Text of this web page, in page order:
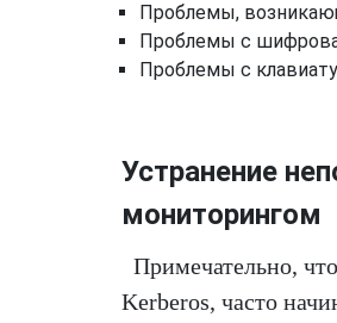
Проблемы,
Проблемы с
Проблемы с
Устранение
мониторингом
Примечательно,
Kerberos, часто